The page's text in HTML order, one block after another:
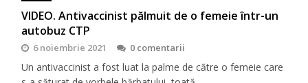
VIDEO. Antivaccinist pălmuit de o femeie într-un
autobuz CTP
6 noiembrie 2021 0 comentarii
Un antivaccinist a fost luat la palme de către o femeie care